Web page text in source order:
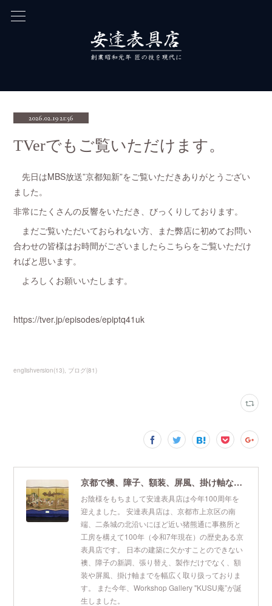
2026.02.19 21:56
TVerでもご覧いただけます。
先日はMBS放送”京都知新”をご覧いただきありがとうござい
ました。
非常にたくさんの反響をいただき、びっくりしております。
まだご覧いただいておられない方、また弊店に初めてお問い
合わせの皆様はお時間がございましたらこちらをご覧いただけ
ればと思います。
よろしくお願いいたします。
https://tver.jp/episodes/epiptq41uk
englishversion(13) ブログ(81)
京都で襖、障子、額装、屏風、掛け軸なら安達表具店
お陰様をもちまして安達表具店は今年100周年を
迎えました。 安達表具店は、京都市上京区の南
端、二条城の北沿いにほど近い猪熊通に事務所と
工房を構えて100年（令和7年現在）の歴史ある京
表具店です。 日本の建築に欠かすことのできない
襖、障子の新調、張り替え、製作だけでなく、額
装や屏風、掛け軸までを幅広く取り扱っておりま
す。 また今年、Workshop Gallery "KUSU庵”が誕
生しました。